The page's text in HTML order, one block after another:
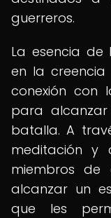
guerreros.
La esencia de
en la
conexión con
para
batalla. A
meditación y
miembros de
alcanzar un
que les